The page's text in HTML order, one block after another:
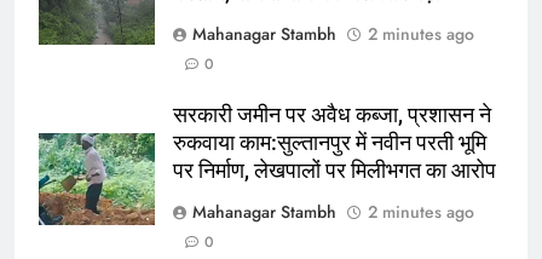
Mahanagar Stambh
2 minutes ago
0
सरकारी जमीन पर अवैध कब्जा, प्रशासन ने
रुकवाया काम:सुल्तानपुर में नवीन परती भूमि
पर निर्माण, लेखपालों पर मिलीभगत का आरोप
Mahanagar Stambh
2 minutes ago
0
स्वर्ण पदक:अलीगढ़ चैंपियनशिप में गर्ल्स
2
अश्मिता चालीहा ने कोरिया मास्टर्स
जीता:बैडमिंटन फाइनल में चीन की
खिलाड़ी को हराया; एक हफ्ते में भारत का
क्रिकेट